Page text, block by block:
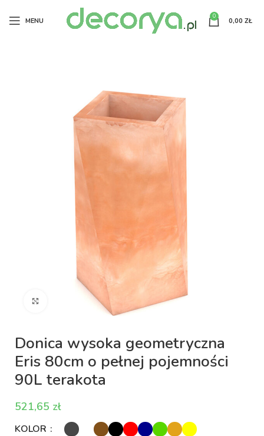
MENU
0
0,00 ZŁ
Kliknij aby powiększyć
Donica wysoka geometryczna
Eris 80cm o pełnej pojemności
90L terakota
zł
KOLOR